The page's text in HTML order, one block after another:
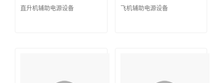
直升机辅助电源设备 飞机辅助电源设备